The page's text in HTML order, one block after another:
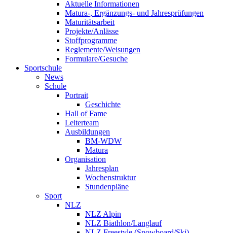
Aktuelle Informationen
Matura-, Ergänzungs- und Jahresprüfungen
Maturitätsarbeit
Projekte/Anlässe
Stoffprogramme
Reglemente/Weisungen
Formulare/Gesuche
Sportschule
News
Schule
Portrait
Geschichte
Hall of Fame
Leiterteam
Ausbildungen
BM-WDW
Matura
Organisation
Jahresplan
Wochenstruktur
Stundenpläne
Sport
NLZ
NLZ Alpin
NLZ Biathlon/Langlauf